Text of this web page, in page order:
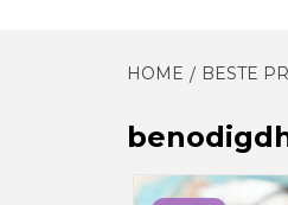
HOME BESTE